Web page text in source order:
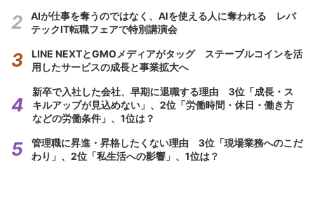
AIが仕事を奪うのではなく、AIを使える人に奪われる レバ
テックIT転職フェアで特別講演会
LINE NEXTとGMOメディアがタッグ ステーブルコインを活
用したサービスの成長と事業拡大へ
新卒で入社した会社、早期に退職する理由 3位「成長・ス
キルアップが見込めない」、2位「労働時間・休日・働き方
などの労働条件」、1位は？
管理職に昇進・昇格したくない理由 3位「現場業務へのこだ
わり」、2位「私生活への影響」、1位は？